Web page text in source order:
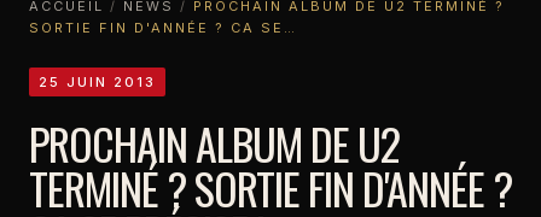
ACCUEIL / NEWS / PROCHAIN ALBUM DE U2 TERMINÉ ?
SORTIE FIN D'ANNÉE ? CA SE…
25 JUIN 2013
PROCHAIN ALBUM DE U2
TERMINÉ ? SORTIE FIN D'ANNÉE ?